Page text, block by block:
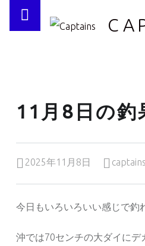
11月8日の釣
2025年11月8日
captains
今日もいろいろいい感じで釣
沖では70センチの大ダイにデ